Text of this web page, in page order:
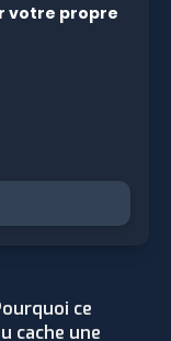
votre propre
ce
cache une